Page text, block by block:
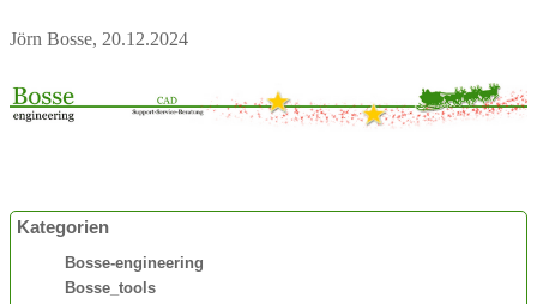
Jörn Bosse, 20.12.2024
Kategorien
Bosse-engineering
Bosse_tools